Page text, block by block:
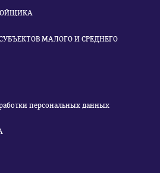
МАЛОГО И СРЕДНЕГО
персональных данных